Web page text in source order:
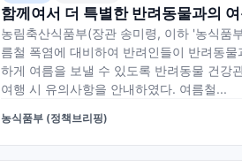
함께여서 더 특별한 반려동물과의
농림축산식품부(장관 송미령, 이하 '농식품
름철 폭염에 대비하여 반려인들이 반려동
하게 여름을 보낼 수 있도록 반려동물 건강
여행 시 유의사항을 안내하였다. 여름철...
농식품부 (정책브리핑)